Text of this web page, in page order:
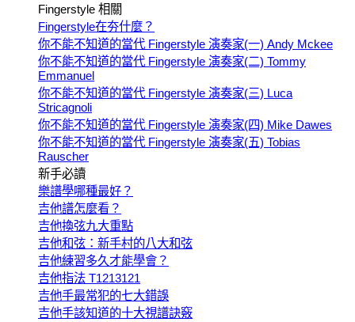
Fingerstyle 相關
Fingerstyle在夯什麼？
你不能不知道的當代 Fingerstyle 演奏家(一) Andy Mckee
你不能不知道的當代 Fingerstyle 演奏家(二) Tommy
Emmanuel
你不能不知道的當代 Fingerstyle 演奏家(三) Luca
Stricagnoli
你不能不知道的當代 Fingerstyle 演奏家(四) Mike Dawes
你不能不知道的當代 Fingerstyle 演奏家(五) Tobias
Rauscher
新手必讀
樂譜學哪種最好？
吉他譜怎麼看？
吉他換弦九大重點
吉他和弦：新手村的八大和弦
吉他練習多久才能學會？
吉他指法 T1213121
吉他手最常犯的七大錯誤
吉他手該知道的十大視譜訣竅